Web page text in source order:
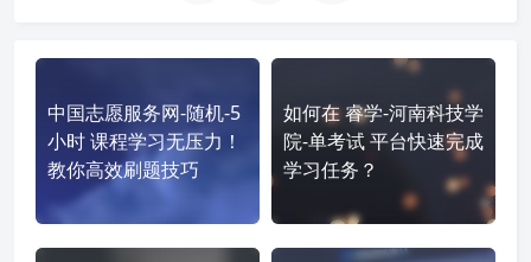
中国志愿服务网-随机-5
小时 课程学习无压力！
教你高效刷题技巧
如何在 睿学-河南科技学
院-单考试 平台快速完成
学习任务？